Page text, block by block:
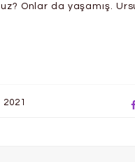
Onlar da yaşamış.
2021